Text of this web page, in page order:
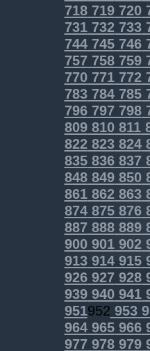
718719720
731732733
744745746
757758759
770771772
783784785
796797798
809810811
822823824
835836837
848849850
861862863
874875876
887888889
900901902
913914915
926927928
939940941
951952 953
964965966
977978979